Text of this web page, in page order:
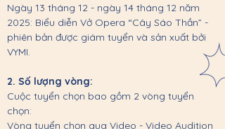
Ngày 13 tháng 12 - ngày 14 tháng 12 năm
2025: Biểu diễn Vở Opera “Cây Sáo Thần” -
phiên bản được giám tuyển và sản xuất bởi
VYMI.
2. Số lượng vòng:
Cuộc tuyển chọn bao gồm 2 vòng tuyển
chọn:
Vòng tuyển chọn qua Video - Video Audition